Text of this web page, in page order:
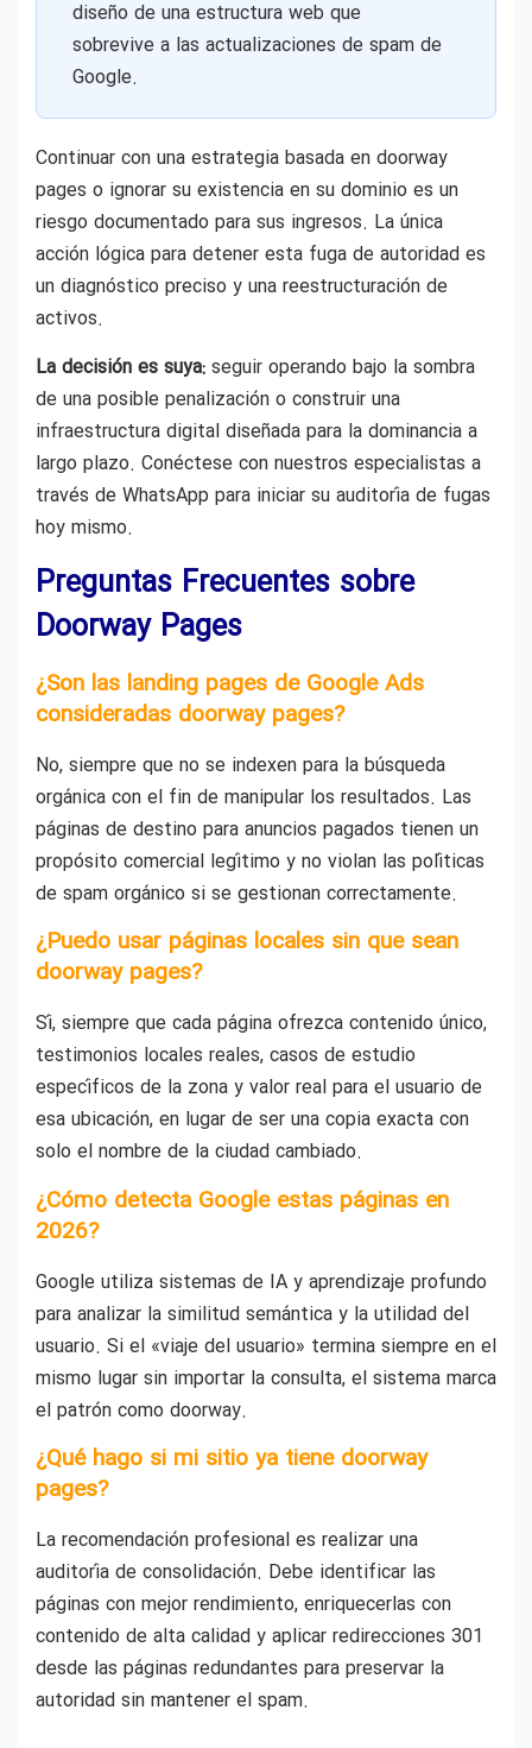
diseño de una estructura web que
sobrevive a las actualizaciones de spam de
Google.
Continuar con una estrategia basada en doorway
pages o ignorar su existencia en su dominio es un
riesgo documentado para sus ingresos. La única
acción lógica para detener esta fuga de autoridad es
un diagnóstico preciso y una reestructuración de
activos.
La decisión es suya: seguir operando bajo la sombra
de una posible penalización o construir una
infraestructura digital diseñada para la dominancia a
largo plazo. Conéctese con nuestros especialistas a
través de WhatsApp para iniciar su auditoría de fugas
hoy mismo.
Preguntas Frecuentes sobre
Doorway Pages
¿Son las landing pages de Google Ads
consideradas doorway pages?
No, siempre que no se indexen para la búsqueda
orgánica con el fin de manipular los resultados. Las
páginas de destino para anuncios pagados tienen un
propósito comercial legítimo y no violan las políticas
de spam orgánico si se gestionan correctamente.
¿Puedo usar páginas locales sin que sean
doorway pages?
Sí, siempre que cada página ofrezca contenido único,
testimonios locales reales, casos de estudio
específicos de la zona y valor real para el usuario de
esa ubicación, en lugar de ser una copia exacta con
solo el nombre de la ciudad cambiado.
¿Cómo detecta Google estas páginas en
2026?
Google utiliza sistemas de IA y aprendizaje profundo
para analizar la similitud semántica y la utilidad del
usuario. Si el «viaje del usuario» termina siempre en el
mismo lugar sin importar la consulta, el sistema marca
el patrón como doorway.
¿Qué hago si mi sitio ya tiene doorway
pages?
La recomendación profesional es realizar una
auditoría de consolidación. Debe identificar las
páginas con mejor rendimiento, enriquecerlas con
contenido de alta calidad y aplicar redirecciones 301
desde las páginas redundantes para preservar la
autoridad sin mantener el spam.